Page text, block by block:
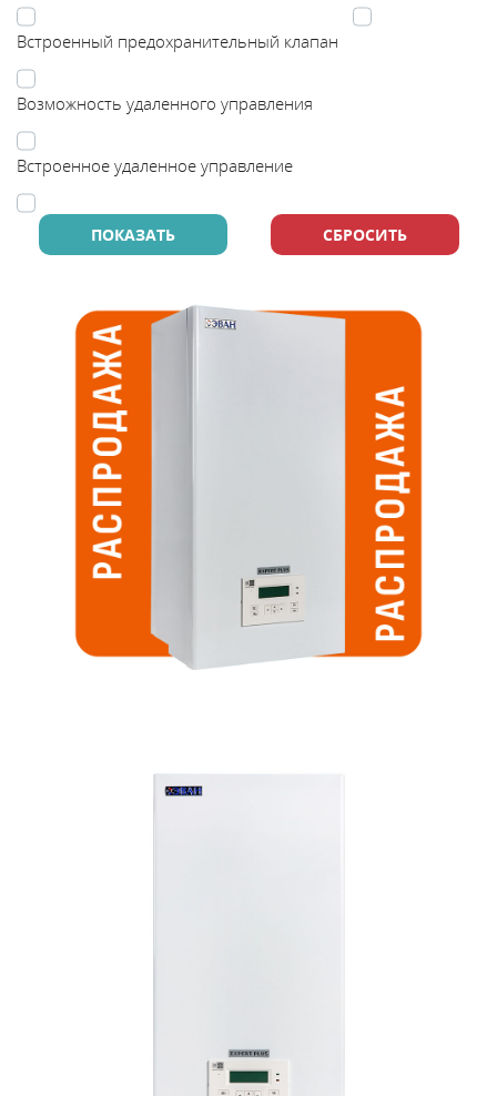
В
y
Встроенный предохранительный клапан
Возможность удаленного управления
Встроенное удаленное управление